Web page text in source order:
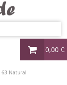
0,00 €
63 Natural